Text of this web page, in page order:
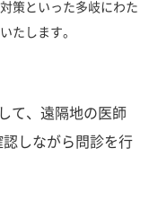
策といった多岐にわた
たします。
て、遠隔地の医師
しながら問診を行